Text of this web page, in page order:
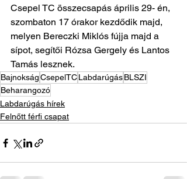
Csepel TC összecsapás április 29- én,
szombaton 17 órakor kezdődik majd,
melyen Bereczki Miklós fújja majd a
sípot, segítői Rózsa Gergely és Lantos
Tamás lesznek.
BajnokságCsepelTCLabdarúgásBLSZI
Beharangozó
Labdarúgás hírek
Felnőtt férfi csapat